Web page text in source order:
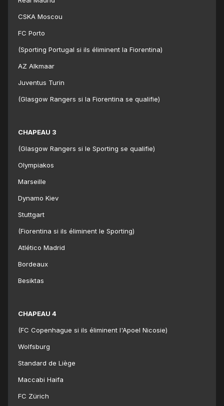
CSKA Moscou
FC Porto
(Sporting Portugal si ils éliminent la Fiorentina)
AZ Alkmaar
Juventus Turin
(Glasgow Rangers si la Fiorentina se qualifie)
CHAPEAU 3
(Glasgow Rangers si le Sporting se qualifie)
Olympiakos
Marseille
Dynamo Kiev
Stuttgart
(Fiorentina si ils éliminent le Sporting)
Atlético Madrid
Bordeaux
Besiktas
CHAPEAU 4
(FC Copenhague si ils éliminent l'Apoel Nicosie)
Wolfsburg
Standard de Liège
Maccabi Haifa
FC Zürich